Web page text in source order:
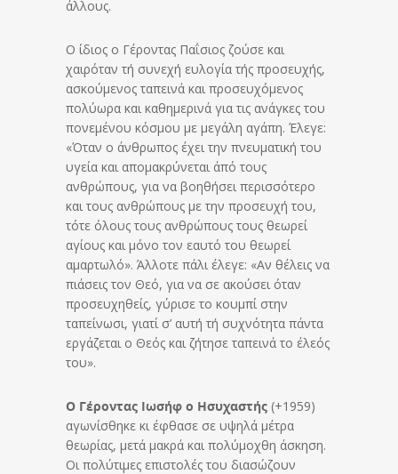
άλλους.
Ο ίδιος ο Γέροντας Παΐσιος ζούσε και
χαιρόταν τή συνεχή ευλογία τής προσευχής,
ασκούμενος ταπεινά και προσευχόμενος
πολύωρα και καθημερινά για τις ανάγκες του
πονεμένου κόσμου με μεγάλη αγάπη. Έλεγε:
«Όταν ο άνθρωπος έχει την πνευματική του
υγεία και απομακρύνεται άπό τους
ανθρώπους, για να βοηθήσει περισσότερο
και τους ανθρώπους με την προσευχή του,
τότε όλους τους ανθρώπους τους θεωρεί
αγίους και μόνο τον εαυτό του θεωρεί
αμαρτωλό». Άλλοτε πάλι έλεγε: «Αν θέλεις να
πιάσεις τον Θεό, για να σε ακούσει όταν
προσευχηθείς, γύρισε το κουμπί στην
ταπείνωσι, γιατί σ’ αυτή τή συχνότητα πάντα
εργάζεται ο Θεός και ζήτησε ταπεινά το έλεός
του».
Ο Γέροντας Ιωσήφ ο Ησυχαστής (+1959)
αγωνίσθηκε κι έφθασε σε υψηλά μέτρα
θεωρίας, μετά μακρά και πολύμοχθη άσκηση.
Οι πολύτιμες επιστολές του διασώζουν